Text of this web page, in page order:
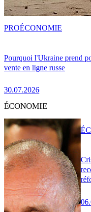
Pourquoi l'Ukraine prend
vente en ligne russe
30.07.2026
PROÉCONOMIE
ÉCONOMIE